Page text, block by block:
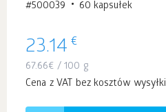
#500039 60 kapsułek
23.14 €
67.66€ / 100 g
Cena z VAT bez kosztów wysyłki